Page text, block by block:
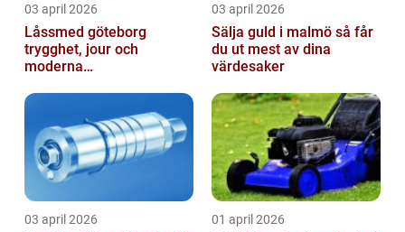
03 april 2026
Låssmed göteborg
trygghet, jour och
moderna
03 april 2026
Sälja guld i malmö så får
du ut mest av dina
värdesaker
03 april 2026 01 april 2026